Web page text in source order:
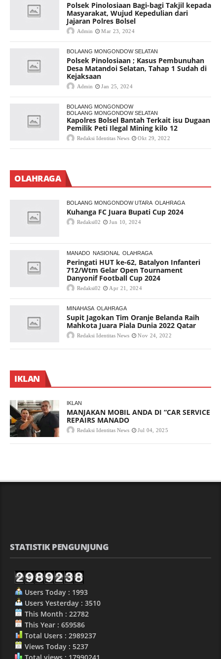
Polsek Pinolosiaan Bagi-bagi Takjil kepada
Masyarakat, Wujud Kepedulian dari
Jajaran Polres Bolsel
Admin Mar 23, 2024
BOLAANG MONGONDOW SELATAN
Polsek Pinolosiaan ; Kasus Pembunuhan
Desa Matandoi Selatan, Tahap 1 Sudah di
Kejaksaan
Admin Jan 25, 2024
BOLAANG MONGONDOW
BOLAANG MONGONDOW SELATAN
Kapolres Bolsel Bantah Terkait isu Dugaan
Pemilik Peti Ilegal Mining kilo 12
Redaksi Identitas News Okt 29, 2022
OLAHRAGA
BOLAANG MONGONDOW UTARA OLAHRAGA
Kuhanga FC Juara Bupati Cup 2024
Redaksi02 Jun 10, 2024
MANADO NASIONAL OLAHRAGA
Peringati HUT ke-62, Batalyon Infanteri
712/Wtm Gelar Open Tournament
Danyonif Football Cup 2024
Redaksi02 Apr 21, 2024
MINAHASA OLAHRAGA
Supit Jagokan Tim Oranje Belanda Raih
Mahkota Juara Piala Dunia 2022 Qatar
Redaksi Identitas News Nov 24, 2022
IKLAN
IKLAN
MANJAKAN MOBIL ANDA DI “CAR SERVICE
REPAIRS MANADO
Redaksi Identitas News Jul 04, 2025
STATISTIK PENGUNJUNG
Users Today : 1993
Users Yesterday : 3510
This Month : 22782
This Year : 659586
Total Users : 2989237
Views Today : 5237